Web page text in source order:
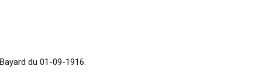
du 01-09-1916.